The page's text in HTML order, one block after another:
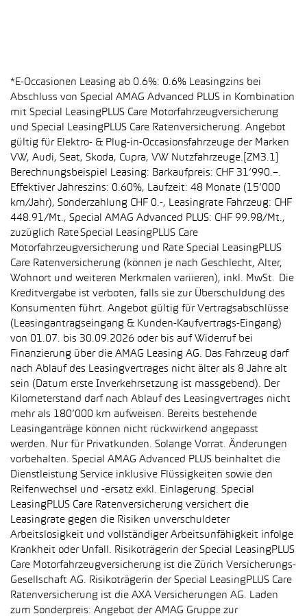
*E-Occasionen Leasing ab 0.6%: 0.6% Leasingzins bei
Abschluss von Special AMAG Advanced PLUS in Kombination
mit Special LeasingPLUS Care Motorfahrzeugversicherung
und Special LeasingPLUS Care Ratenversicherung. Angebot
gültig für Elektro- & Plug-in-Occasionsfahrzeuge der Marken
VW, Audi, Seat, Skoda, Cupra, VW Nutzfahrzeuge.[ZM3.1]
Berechnungsbeispiel Leasing: Barkaufpreis: CHF 31’990.–.
Effektiver Jahreszins: 0.60%, Laufzeit: 48 Monate (15’000
km/Jahr), Sonderzahlung CHF 0.-, Leasingrate Fahrzeug: CHF
448.91/Mt., Special AMAG Advanced PLUS: CHF 99.98/Mt.,
zuzüglich Rate Special LeasingPLUS Care
Motorfahrzeugversicherung und Rate Special LeasingPLUS
Care Ratenversicherung (können je nach Geschlecht, Alter,
Wohnort und weiteren Merkmalen variieren), inkl. MwSt. Die
Kreditvergabe ist verboten, falls sie zur Überschuldung des
Konsumenten führt. Angebot gültig für Vertragsabschlüsse
(Leasingantragseingang & Kunden-Kaufvertrags-Eingang)
von 01.07. bis 30.09.2026 oder bis auf Widerruf bei
Finanzierung über die AMAG Leasing AG. Das Fahrzeug darf
nach Ablauf des Leasingvertrages nicht älter als 8 Jahre alt
sein (Datum erste Inverkehrsetzung ist massgebend). Der
Kilometerstand darf nach Ablauf des Leasingvertrages nicht
mehr als 180’000 km aufweisen. Bereits bestehende
Leasinganträge können nicht rückwirkend angepasst
werden. Nur für Privatkunden. Solange Vorrat. Änderungen
vorbehalten. Special AMAG Advanced PLUS beinhaltet die
Dienstleistung Service inklusive Flüssigkeiten sowie den
Reifenwechsel und -ersatz exkl. Einlagerung. Special
LeasingPLUS Care Ratenversicherung versichert die
Leasingrate gegen die Risiken unverschuldeter
Arbeitslosigkeit und vollständiger Arbeitsunfähigkeit infolge
Krankheit oder Unfall. Risikoträgerin der Special LeasingPLUS
Care Motorfahrzeugversicherung ist die Zürich Versicherungs-
Gesellschaft AG. Risikoträgerin der Special LeasingPLUS Care
Ratenversicherung ist die AXA Versicherungen AG. Laden
zum Sonderpreis: Angebot der AMAG Gruppe zur